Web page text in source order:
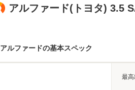
アルファード(トヨタ) 3.5
アルファードの基本スペック
最高